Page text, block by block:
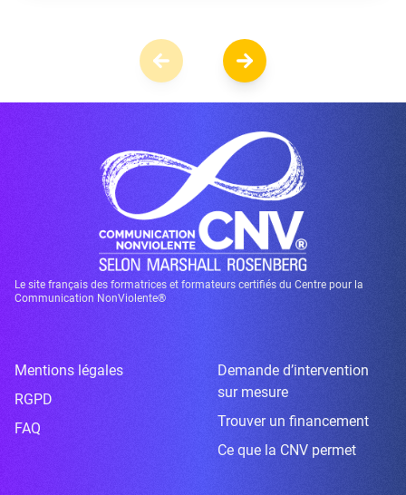
Le site français des formatrices et formateurs certifiés du Centre pour la
Communication NonViolente®
Mentions légales
RGPD
FAQ
Demande d’intervention
sur mesure
Trouver un financement
Ce que la CNV permet